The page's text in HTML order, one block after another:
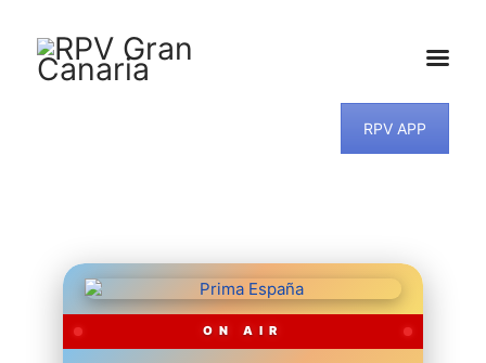
RPV APP
ON AIR
MUSIKWUNSCH